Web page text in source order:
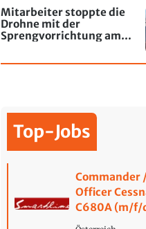
Mitarbeiter stoppte die
Drohne mit der
Sprengvorrichtung am
Top-Jobs
Commander
Officer
C680A (m/f/